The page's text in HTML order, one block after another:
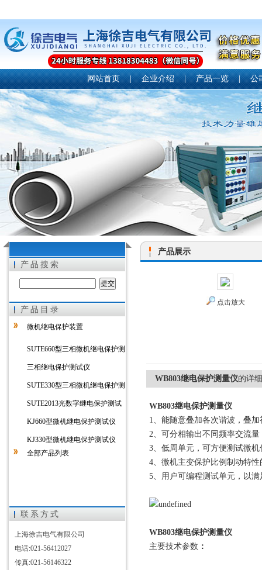
上海徐吉电气有限公司
网站首页 | 企业介绍 | 产品一览 | 公
产品搜索
产品目录
微机继电保护装置
SUTE660型三相微机继电保护测
三相继电保护测试仪
SUTE330型三相微机继电保护测
SUTE2013光数字继电保护测试
KJ660型微机继电保护测试仪
KJ330型微机继电保护测试仪
全部产品列表
联系方式
上海徐吉电气有限公司
电话:021-56412027
传真:021-56146322
产品展示
点击放大
WB803继电保护测量仪的详
WB803继电保护测量仪
1、能随意叠加各次谐波，叠
2、可分相输出不同频率交流
3、低周单元，可方便测试微
4、微机主变保护比例制动特性
5、用户可编程测试单元，以
WB803继电保护测量仪
主要技术参数 ：